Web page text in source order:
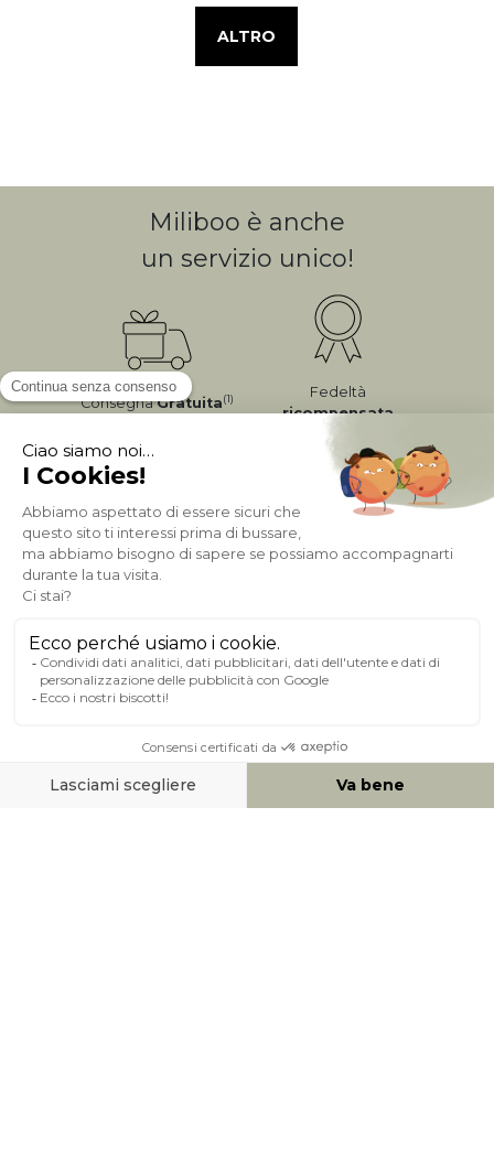
ALTRO
Miliboo è anche
un servizio unico!
ConsegnaGratuita(1)
Fedeltà
ricompensata
Pagamento sicuro
A PROPOSITO DI MILIBOO
AIUTO & CONTATTO